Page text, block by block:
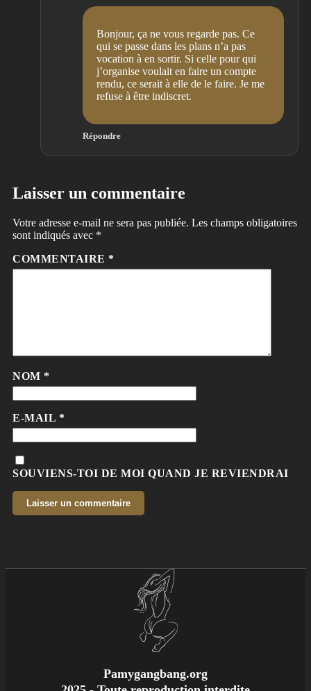
Bonjour, ça ne vous regarde pas. Ce
qui se passe dans les plans n’a pas
vocation à en sortir. Si celle pour qui
j’organise voulait en faire un compte
rendu, ce serait à elle de le faire. Je me
refuse à être indiscret.
Répondre
Laisser un commentaire
Votre adresse e-mail ne sera pas publiée. Les champs obligatoires
sont indiqués avec *
COMMENTAIRE *
NOM *
E-MAIL *
SOUVIENS-TOI DE MOI QUAND JE REVIENDRAI
Pamygangbang.org